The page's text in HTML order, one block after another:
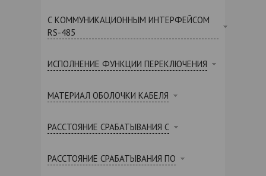
С КОММУНИКАЦИОННЫМ ИНТЕРФЕЙСОМ
RS-485
ИСПОЛНЕНИЕ ФУНКЦИИ ПЕРЕКЛЮЧЕНИЯ
МАТЕРИАЛ ОБОЛОЧКИ КАБЕЛЯ
РАССТОЯНИЕ СРАБАТЫВАНИЯ С
РАССТОЯНИЕ СРАБАТЫВАНИЯ ПО